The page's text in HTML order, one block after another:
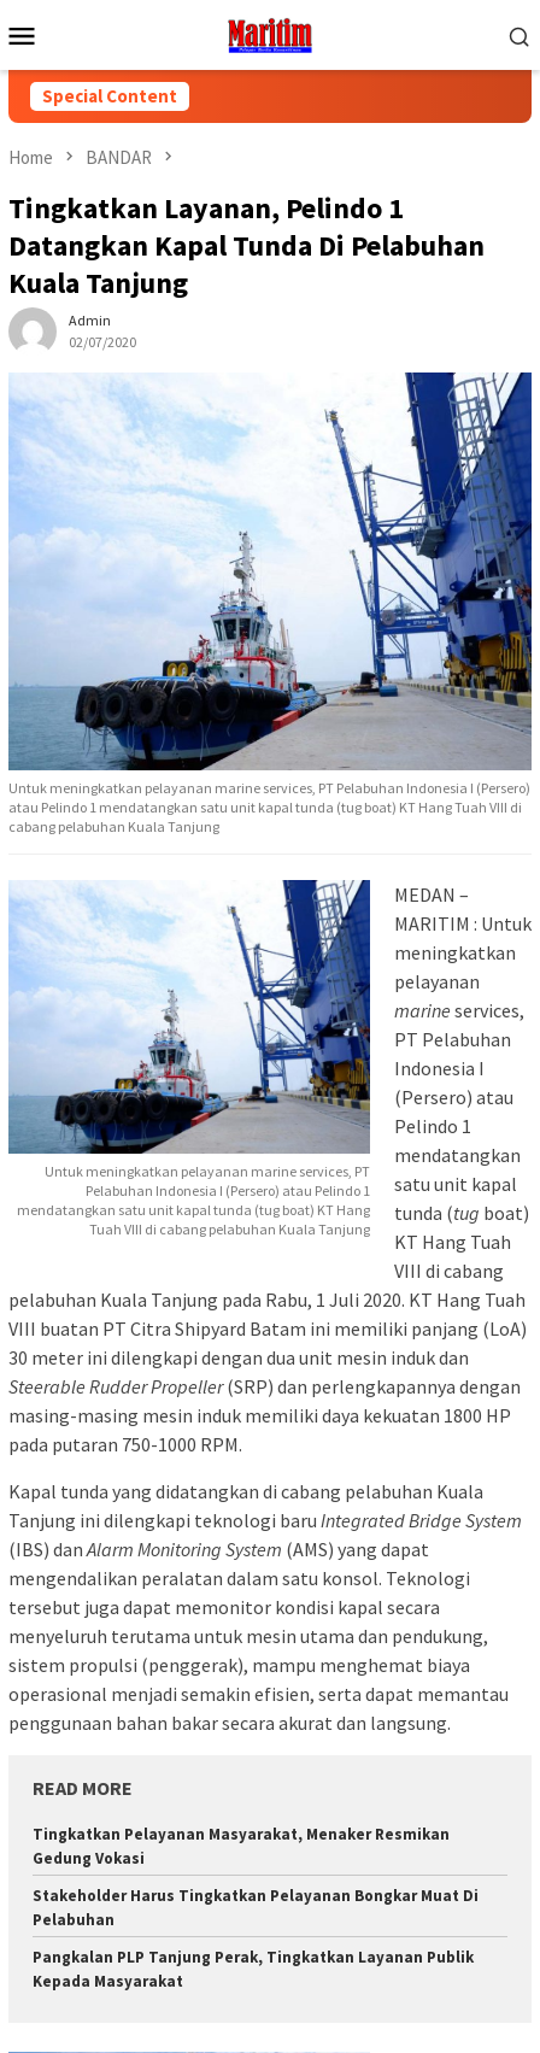
to
Menu
Special Content
Home BANDAR
Tingkatkan Layanan, Pelindo 1
Datangkan Kapal Tunda Di Pelabuhan
Kuala Tanjung
Admin
02/07/2020
Untuk meningkatkan pelayanan marine services, PT Pelabuhan Indonesia I (Persero)
atau Pelindo 1 mendatangkan satu unit kapal tunda (tug boat) KT Hang Tuah VIII di
cabang pelabuhan Kuala Tanjung
Untuk meningkatkan pelayanan marine services, PT
Pelabuhan Indonesia I (Persero) atau Pelindo 1
mendatangkan satu unit kapal tunda (tug boat) KT Hang
Tuah VIII di cabang pelabuhan Kuala Tanjung
MEDAN –
MARITIM : Untuk
meningkatkan
pelayanan
marine services,
PT Pelabuhan
Indonesia I
(Persero) atau
Pelindo 1
mendatangkan
satu unit kapal
tunda (tug boat)
KT Hang Tuah
VIII di cabang
pelabuhan Kuala Tanjung pada Rabu, 1 Juli 2020. KT Hang Tuah
VIII buatan PT Citra Shipyard Batam ini memiliki panjang (LoA)
30 meter ini dilengkapi dengan dua unit mesin induk dan
Steerable Rudder Propeller(SRP) dan perlengkapannya dengan
masing-masing mesin induk memiliki daya kekuatan 1800 HP
pada putaran 750-1000 RPM.
Kapal tunda yang didatangkan di cabang pelabuhan Kuala
Tanjung ini dilengkapi teknologi baru Integrated Bridge System
(IBS) dan Alarm Monitoring System (AMS) yang dapat
mengendalikan peralatan dalam satu konsol. Teknologi
tersebut juga dapat memonitor kondisi kapal secara
menyeluruh terutama untuk mesin utama dan pendukung,
sistem propulsi (penggerak), mampu menghemat biaya
operasional menjadi semakin efisien, serta dapat memantau
penggunaan bahan bakar secara akurat dan langsung.
READ MORE
Tingkatkan Pelayanan Masyarakat, Menaker Resmikan
Gedung Vokasi
Stakeholder Harus Tingkatkan Pelayanan Bongkar Muat Di
Pelabuhan
Pangkalan PLP Tanjung Perak, Tingkatkan Layanan Publik
Kepada Masyarakat